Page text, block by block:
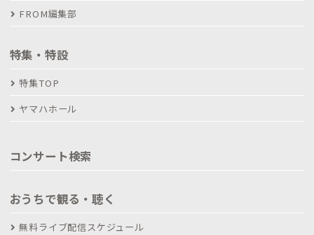
FROM編集部
特集・特設
特集TOP
ヤマハホール
コンサート検索
おうちで観る・聴く
無料ライブ配信スケジュール